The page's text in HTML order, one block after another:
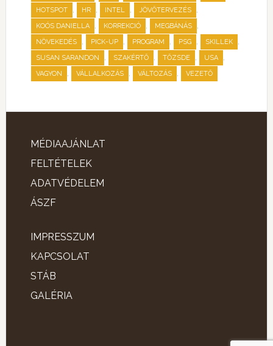
HOTSPOT , HR , INTEL , JÖVŐTERVEZÉS ,
KOÓS DANIELLA , KORREKCIÓ , MEGBÁNÁS ,
NÖVEKEDÉS , PICK-UP , PROGRAM , PSG , SKILLEK ,
SUSAN SARANDON , SZAKÉRTŐ , TŐZSDE , USA ,
VAGYON , VÁLLALKOZÁS , VÁLTOZÁS , VEZETŐ
MÉDIAAJÁNLAT
FELTÉTELEK
ADATVÉDELEM
ÁSZF
IMPRESSZUM
KAPCSOLAT
STÁB
GALÉRIA